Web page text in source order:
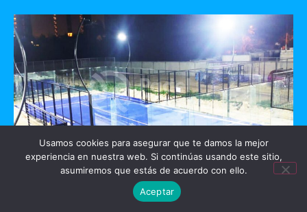
Usamos cookies para asegurar que te damos la mejor
experiencia en nuestra web. Si continúas usando este sitio,
asumiremos que estás de acuerdo con ello.
Aceptar